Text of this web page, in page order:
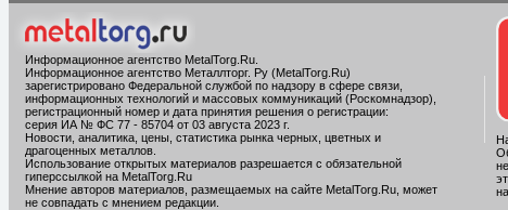
Информационное агентство MetalTorg.Ru
Информационное агентство Металлторг. Ру (MetalTorg.Ru)
зарегистрировано Федеральной службой по надзору в сфере связи,
информационных технологий и массовых коммуникаций (Роскомнадзор),
регистрационный номер и дата принятия решения о регистрации:
серия ИА № ФС 77 - 85704 от 03 августа 2023 г.
Новости, аналитика, цены, статистика рынка черных, цветных и
драгоценных металлов.
Использование открытых материалов разрешается с обязательной
гиперссылкой на MetalTorg.Ru
Мнение авторов материалов, размещаемых на сайте MetalTorg.Ru, может
не совпадать с мнением редакции.